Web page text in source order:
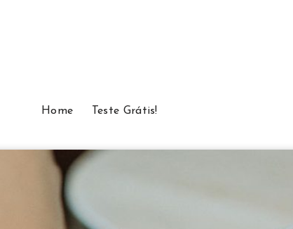
Home Teste Grátis!